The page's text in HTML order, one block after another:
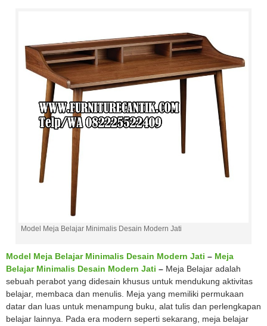
Model Meja Belajar Minimalis Desain Modern Jati
Model Meja Belajar Minimalis Desain Modern Jati – Meja
Belajar Minimalis Desain Modern Jati – Meja Belajar adalah
sebuah perabot yang didesain khusus untuk mendukung aktivitas
belajar, membaca dan menulis. Meja yang memiliki permukaan
datar dan luas untuk menampung buku, alat tulis dan perlengkapan
belajar lainnya. Pada era modern seperti sekarang, meja belajar